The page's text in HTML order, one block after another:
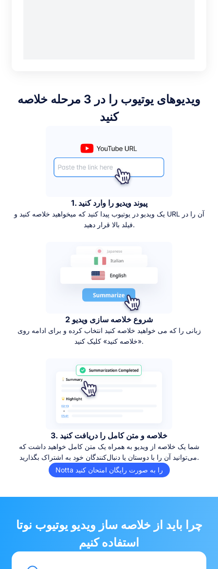
ویدیوهای یوتیوب را در 3 مرحله خلاصه
کنید
1. پیوند ویدیو را وارد کنید
یک ویدیو در یوتیوب پیدا کنید که میخواهید خلاصه کنید و URL آن را در
فیلد بالا قرار دهید.
2 شروع خلاصه سازی ویدیو
زبانی را که می خواهید خلاصه کنید انتخاب کرده و برای ادامه روی
«خلاصه کنید» کلیک کنید.
3. خلاصه و متن کامل را دریافت کنید
شما یک خلاصه از ویدیو به همراه یک متن کامل خواهید داشت که
می‌توانید آن را با دوستان یا دنبال‌کنندگان خود به اشتراک بگذارید.
Notta را به صورت رایگان امتحان کنید
چرا باید از خلاصه ساز ویدیو یوتیوب نوتا
استفاده کنیم